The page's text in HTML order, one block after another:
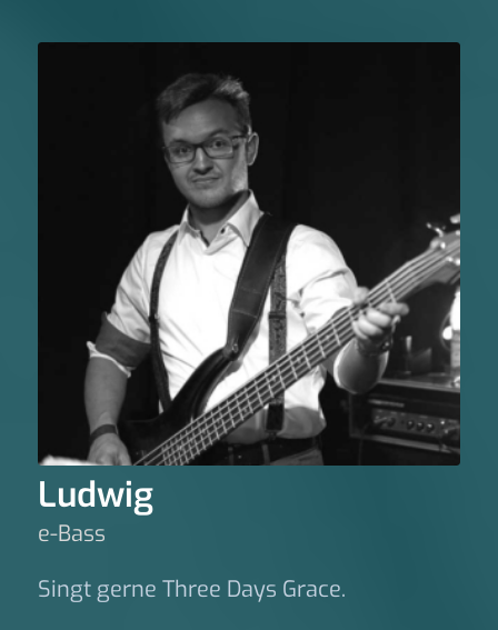
Ludwig
e-Bass
Singt gerne Three Days Grace.